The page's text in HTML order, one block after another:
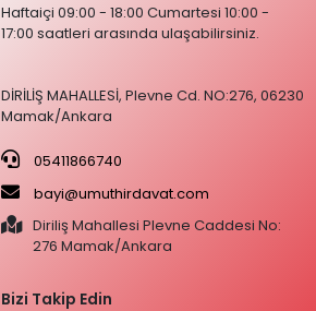
Haftaiçi 09:00 - 18:00 Cumartesi 10:00 -
17:00 saatleri arasında ulaşabilirsiniz.
DİRİLİŞ MAHALLESİ, Plevne Cd. NO:276, 06230
Mamak/Ankara
05411866740
bayi@umuthirdavat.com
Diriliş Mahallesi Plevne Caddesi No:
276 Mamak/Ankara
Bizi Takip Edin